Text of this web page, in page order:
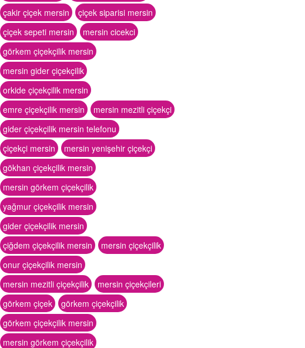
çakir çiçek mersin
çiçek siparisi mersin
çiçek sepeti mersin
mersin cicekci
görkem çiçekçilik mersin
mersin gider çiçekçilik
orkide çiçekçilik mersin
emre çiçekçilik mersin
mersin mezitli çiçekçi
gider çiçekçilik mersin telefonu
çiçekçi mersin
mersin yenişehir çiçekçi
gökhan çiçekçilik mersin
mersin görkem çiçekçilik
yağmur çiçekçilik mersin
gider çiçekçilik mersin
çiğdem çiçekçilik mersin
mersin çiçekçilik
onur çiçekçilik mersin
mersin mezitli çiçekçilik
mersin çiçekçileri
görkem çiçek
görkem çiçekçilik
görkem çiçekçilik mersin
mersin görkem çiçekçilik